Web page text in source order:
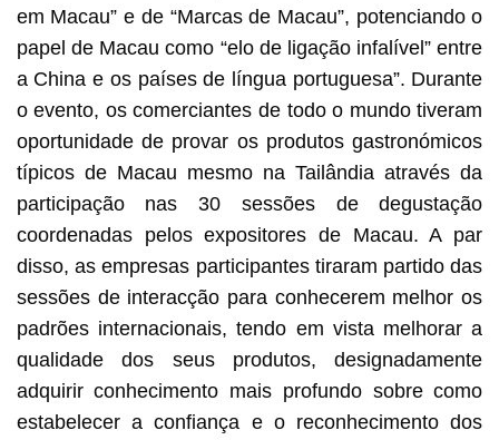
em Macau” e de “Marcas de Macau”, potenciando o
papel de Macau como “elo de ligação infalível” entre
a China e os países de língua portuguesa”. Durante
o evento, os comerciantes de todo o mundo tiveram
oportunidade de provar os produtos gastronómicos
típicos de Macau mesmo na Tailândia através da
participação nas 30 sessões de degustação
coordenadas pelos expositores de Macau. A par
disso, as empresas participantes tiraram partido das
sessões de interacção para conhecerem melhor os
padrões internacionais, tendo em vista melhorar a
qualidade dos seus produtos, designadamente
adquirir conhecimento mais profundo sobre como
estabelecer a confiança e o reconhecimento dos